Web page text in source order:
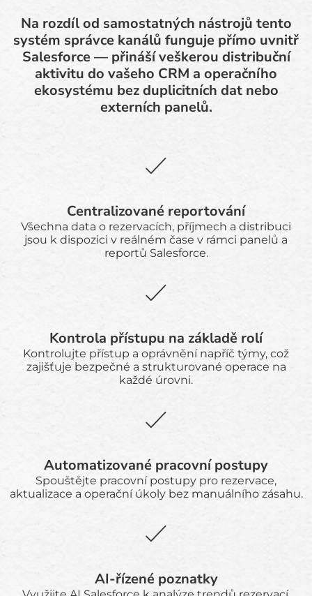
Na rozdíl od samostatných nástrojů tento
systém správce kanálů funguje přímo uvnitř
Salesforce — přináší veškerou distribuční
aktivitu do vašeho CRM a operačního
ekosystému bez duplicitních dat nebo
externích panelů.
Centralizované reportování
Všechna data o rezervacích, příjmech a distribuci
jsou k dispozici v reálném čase v rámci panelů a
reportů Salesforce.
Kontrola přístupu na základě rolí
Kontrolujte přístup a oprávnění napříč týmy, což
zajišťuje bezpečné a strukturované operace na
každé úrovni.
Automatizované pracovní postupy
Spouštějte pracovní postupy pro rezervace,
aktualizace a operační úkoly bez manuálního zásahu.
AI-řízené poznatky